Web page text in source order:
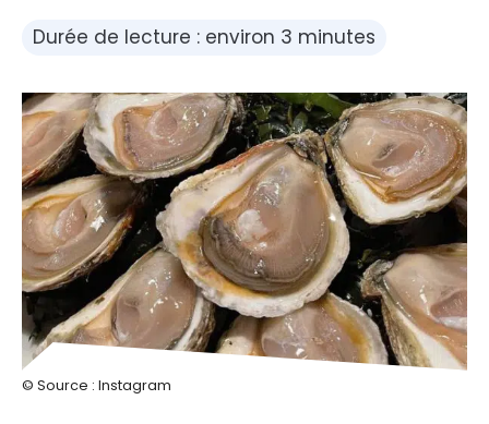
Durée de lecture : environ 3 minutes
© Source : Instagram